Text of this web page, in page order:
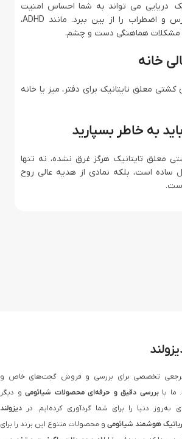
دریایی می تواند به شما احساس امنیت
زیادی بدهد و استرس و اضطراب را از بین ببرد. مانند ADHD،
مشکلات هماهنگی دست و چشم.
خانه
معلق تایتانیک برای دفتر، میز یا خانه
به خاطر بسپارید
معلق تایتانیک هرگز غرق نشده، نه تنها
ساده است، بلکه نمادی از هدیه عالی روح
تخصصی برای بررسی و فروش گجت‌های خاص و
ما بابررسی دقیق و حرفه‌ای محصولات شیائومی و دیگر
به‌روز دنیا را برای شما گردآوری کرده‌ایم. در دیزولند
هوشمند شیائومی و محصولات متنوع این برند را برای